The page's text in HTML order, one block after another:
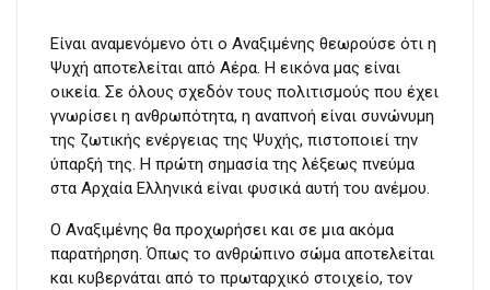
Είναι αναμενόμενο ότι ο Αναξιμένης θεωρούσε ότι η
Ψυχή αποτελείται από Αέρα. Η εικόνα μας είναι
οικεία. Σε όλους σχεδόν τους πολιτισμούς που έχει
γνωρίσει η ανθρωπότητα, η αναπνοή είναι συνώνυμη
της ζωτικής ενέργειας της Ψυχής, πιστοποιεί την
ύπαρξή της. Η πρώτη σημασία της λέξεως πνεύμα
στα Αρχαία Ελληνικά είναι φυσικά αυτή του ανέμου.
Ο Αναξιμένης θα προχωρήσει και σε μια ακόμα
παρατήρηση. Όπως το ανθρώπινο σώμα αποτελείται
και κυβερνάται από το πρωταρχικό στοιχείο, τον